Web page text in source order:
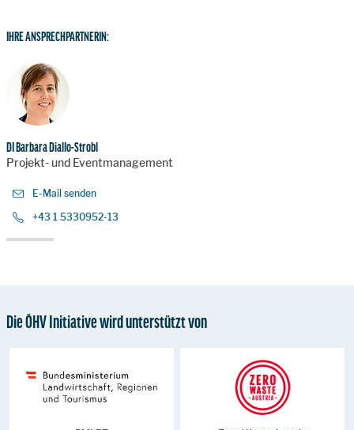
IHRE ANSPRECHPARTNERIN:
DI Barbara Diallo-Strobl
Projekt- und Eventmanagement
E-Mail senden
+43 1 5330952-13
Die ÖHV Initiative wird unterstützt von